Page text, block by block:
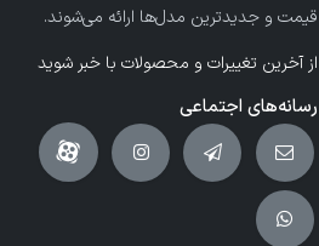
قیمت و جدیدترین مدل‌ها ارائه می‌شوند.
از آخرین تغییرات و محصولات با خبر شوید
رسانه‌های اجتماعی